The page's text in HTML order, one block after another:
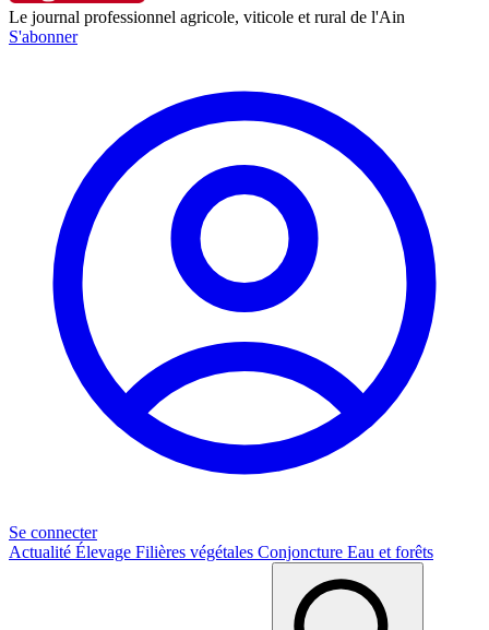
Le journal professionnel agricole, viticole et rural de l'Ain
S'abonner
Se connecter
Actualité Élevage Filières végétales Conjoncture Eau et forêts